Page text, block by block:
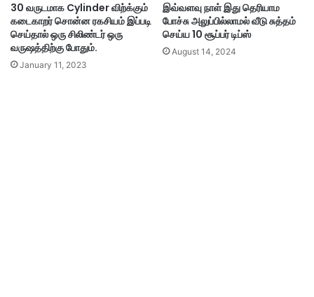
30 வருடமாக Cylinder விற்க்கும்
கடைகாறர் சொன்ன ரகசியம் இப்படி
செய்தால் ஒரு சிலிண்டர் ஒரு
வருஷத்திற்கு போதும்.
January 11, 2023
இவ்வளவு நாள் இது தெரியாம
போச்சு அலுப்பில்லாமல் வீடு சுத்தம்
செய்ய 10 சூப்பர் டிப்ஸ்
August 14, 2024